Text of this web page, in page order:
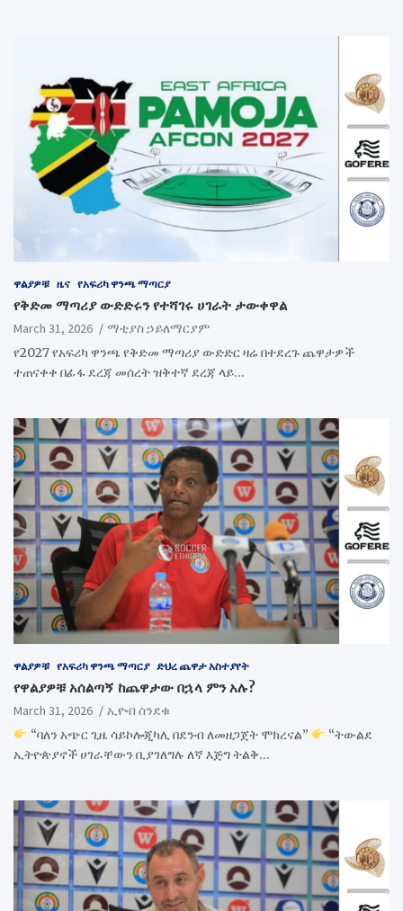
ዋልያዎቹ ዜና የአፍሪካ ዋንጫ ማጣርያ
የቅድመ ማጣሪያ ውድድሩን የተሻገሩ ሀገራት ታውቀዋል
March 31, 2026
ማቲያስ ኃይለማርያም
የ2027 የአፍሪካ ዋንጫ የቅድመ ማጣሪያ ውድድር ዛሬ በተደረጉ ጨዋታዎች
ተጠናቀቀ በፊፋ ደረጃ መሰረት ዝቅተኛ ደረጃ ላይ…
ዋልያዎቹ የአፍሪካ ዋንጫ ማጣርያ ድህረ ጨዋታ አስተያየት
የዋልያዎቹ አሰልጣኝ ከጨዋታው በኋላ ምን አሉ?
March 31, 2026
ኢዮብ ሰንደቁ
“ባለን አጭር ጊዜ ሳይኮሎጂካሊ በደንብ ለመዘጋጀት ሞክረናል”
“ትውልደ
ኢትዮጵያኖች ሀገራቸውን ቢያገለግሉ ለኛ እጅግ ትልቅ…